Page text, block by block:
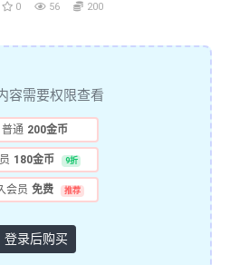
0 56 200
容需要权限查看
普通 200金币
180金币 9折
会员 免费 推荐
登录后购买